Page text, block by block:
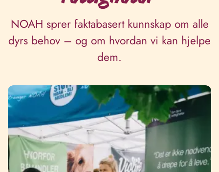
NOAH sprer faktabasert kunnskap om alle
dyrs behov – og om hvordan vi kan hjelpe
dem.